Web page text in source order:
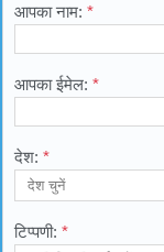
आपका नाम: *
आपका ईमेल: *
देश: *
टिप्पणी: *